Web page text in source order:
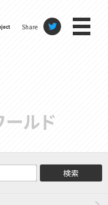
Share
ールド
検索